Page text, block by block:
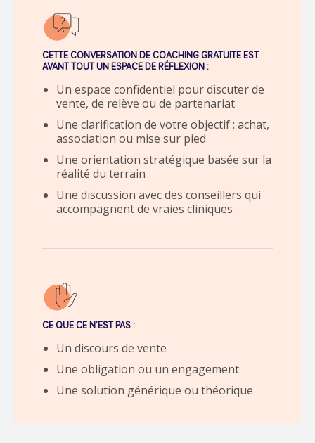
CETTE CONVERSATION DE COACHING GRATUITE EST
AVANT TOUT UN ESPACE DE RÉFLEXION :
Un espace confidentiel pour discuter de
vente, de relève ou de partenariat
Une clarification de votre objectif : achat,
association ou mise sur pied
Une orientation stratégique basée sur la
réalité du terrain
Une discussion avec des conseillers qui
accompagnent de vraies cliniques
CE QUE CE N’EST PAS :
Un discours de vente
Une obligation ou un engagement
Une solution générique ou théorique